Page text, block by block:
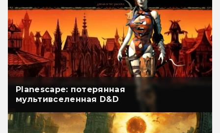
Planescape: потерянная
мультивселенная D&D